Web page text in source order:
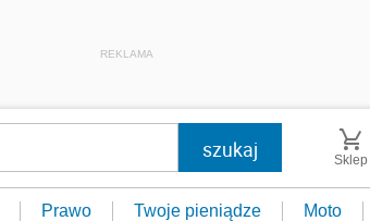
REKLAMA
Sklep
Prawo Twoje pieniądze Moto